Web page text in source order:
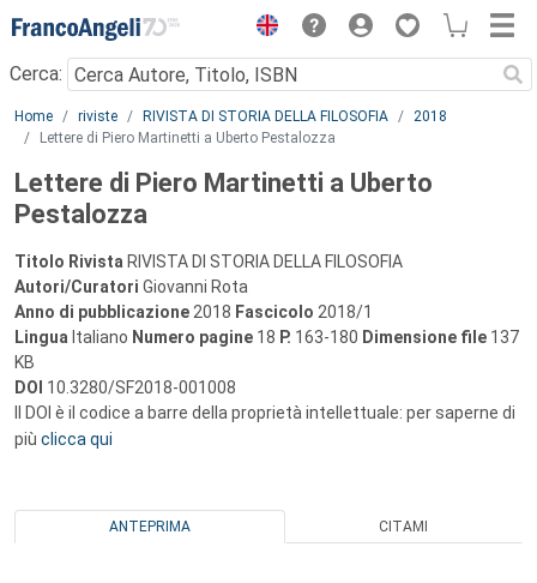
Menu
Cerca:
Main content
Home riviste RIVISTA DI STORIA DELLA FILOSOFIA
2018
Lettere di Piero Martinetti a Uberto Pestalozza
Lettere di Piero Martinetti a Uberto
Pestalozza
Titolo Rivista RIVISTA DI STORIA DELLA FILOSOFIA
Autori/Curatori Giovanni Rota
Anno di pubblicazione 2018 Fascicolo 2018/1
Lingua Italiano Numero pagine 18 P. 163-180 Dimensione file 137
KB
DOI 10.3280/SF2018-001008
Il DOI è il codice a barre della proprietà intellettuale: per saperne di
più clicca qui
ANTEPRIMA CITAMI